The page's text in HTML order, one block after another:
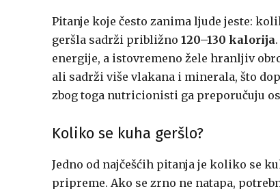
Pitanje koje često zanima ljude jeste:
geršla sadrži približno 120–130 kalorija
energije, a istovremeno žele hranljiv
ali sadrži više vlakana i minerala, što
zbog toga nutricionisti ga preporučuju
Koliko se kuha geršlo?
Jedno od najčešćih pitanja je koliko se
pripreme. Ako se zrno ne natapa,